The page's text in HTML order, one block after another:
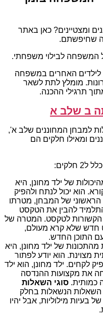
ומצטיינים? כאן באתר
המשפחה לבילוי משפחתי.
לילדים האחרים במשפחה
מומלץ לתת לשאר
תרגילי ההכנה.
ב שלב א
למבחן המחוננים שלב א',
ומאילו חלקים הם
של ילד מחונן, היא
הוא יכול לנתח ולהפיק
הראשוני של המבחן, מטרתו
להבין את הטקסט
הקשורות לטקסט. המטרה של
חדש שלא קרא מעולם,
התוכן החדש.
של ילד מחונן, היא
מצוינת. הוא יודע לפתור
לקחים. ילד מחונן, הוא ילד
את מקצועות ההנדסה
כמותית. סוגי השאלות
השאלות הנשאלות בחלק
בעיות מילוליות, אבל יהיו